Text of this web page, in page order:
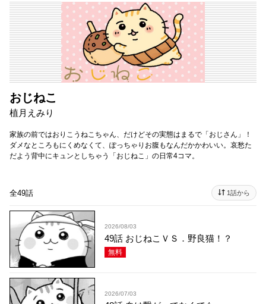
おじねこ
植月えみり
家族の前ではおりこうねこちゃん、だけどその実態はまるで「おじさん」！
ダメなところもにくめなくて、ぽっちゃりお腹もなんだかかわいい。哀愁た
だよう背中にキュンとしちゃう「おじねこ」の日常4コマ。
全49話 1話から
2026/08/03
49話 おじねこＶＳ．野良猫！？
無料
2026/07/03